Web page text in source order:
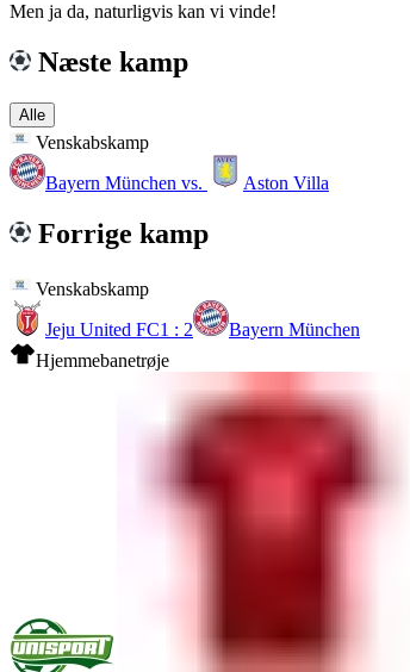
Men ja da, naturligvis kan vi vinde!
Næste kamp
Alle
Venskabskamp
Bayern München vs. Aston Villa
Forrige kamp
Venskabskamp
Jeju United FC1 : 2
Bayern München
Hjemmebanetrøje